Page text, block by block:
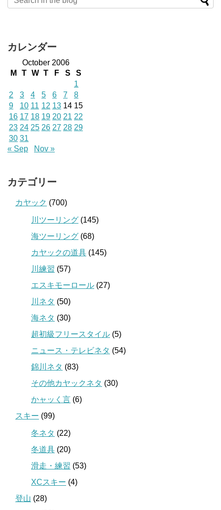
カレンダー
October 2006
M
T W T F S
S
1
2
3 4 5 6 7
8
9
10 11 12 13 14 15
16 17 18 19 20 21 22
23 24 25 26 27 28 29
30 31
« Sep
Nov »
カテゴリー
カヤック (700)
川ツーリング (145)
海ツーリング (68)
カヤックの道具 (145)
川練習 (57)
エスキモーロール (27)
川ネタ (50)
海ネタ (30)
超初級フリースタイル (5)
ニュース・テレビネタ (54)
錦川ネタ (83)
その他カヤックネタ (30)
かャッく言 (6)
スキー (99)
冬ネタ (22)
冬道具 (20)
滑走・練習 (53)
XCスキー (4)
登山 (28)